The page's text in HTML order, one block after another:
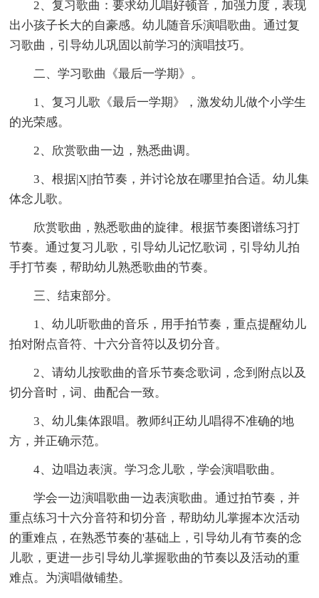
2、复习歌曲：要求幼儿唱好顿音，加强力度，表现
出小孩子长大的自豪感。幼儿随音乐演唱歌曲。通过复
习歌曲，引导幼儿巩固以前学习的演唱技巧。
二、学习歌曲《最后一学期》。
1、复习儿歌《最后一学期》，激发幼儿做个小学生
的光荣感。
2、欣赏歌曲一边，熟悉曲调。
3、根据|X||拍节奏，并讨论放在哪里拍合适。幼儿集
体念儿歌。
欣赏歌曲，熟悉歌曲的旋律。根据节奏图谱练习打
节奏。通过复习儿歌，引导幼儿记忆歌词，引导幼儿拍
手打节奏，帮助幼儿熟悉歌曲的节奏。
三、结束部分。
1、幼儿听歌曲的音乐，用手拍节奏，重点提醒幼儿
拍对附点音符、十六分音符以及切分音。
2、请幼儿按歌曲的音乐节奏念歌词，念到附点以及
切分音时，词、曲配合一致。
3、幼儿集体跟唱。教师纠正幼儿唱得不准确的地
方，并正确示范。
4、边唱边表演。学习念儿歌，学会演唱歌曲。
学会一边演唱歌曲一边表演歌曲。通过拍节奏，并
重点练习十六分音符和切分音，帮助幼儿掌握本次活动
的重难点，在熟悉节奏的'基础上，引导幼儿有节奏的念
儿歌，更进一步引导幼儿掌握歌曲的节奏以及活动的重
难点。为演唱做铺垫。